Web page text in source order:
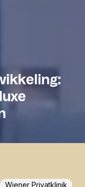
Wiener Privatklinik